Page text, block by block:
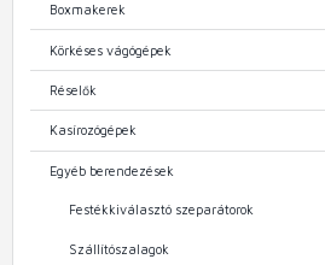
Boxmakerek
Körkéses vágógépek
Réselők
Kasírozógépek
Egyéb berendezések
Festékkiválasztó szeparátorok
Szállítószalagok